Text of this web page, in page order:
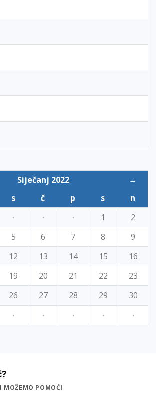
Siječanj 2022
→
s č p s
n
· · · 1
2
5 6 7 8
9
12 13 14 15
16
19 20 21 22
23
26 27 28 29
30
· · · · ·
MOŽEMO POMOĆI